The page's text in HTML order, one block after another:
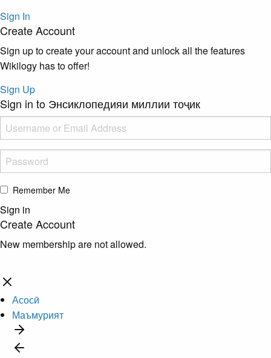
Sign In
Create Account
Sign up to create your account and unlock all the features
Wikilogy has to offer!
Sign Up
Sign in to Энсиклопедияи миллии тоҷик
Remember Me
Sign in
Create Account
New membership are not allowed.
Асосӣ
Маъмурият